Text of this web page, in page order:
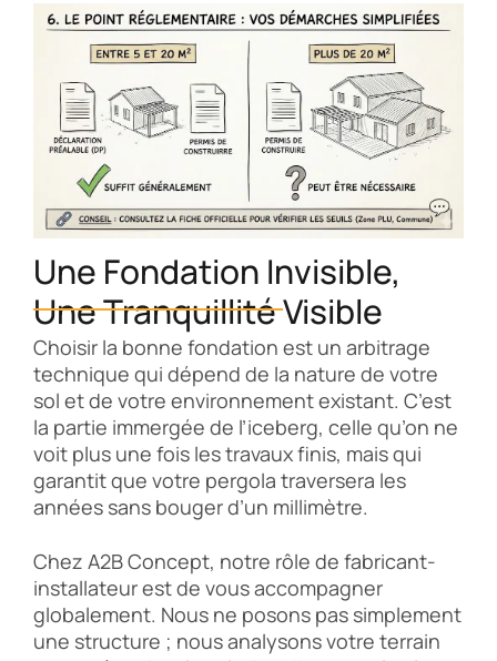
Une Fondation Invisible,
Une Tranquillité Visible
Choisir la bonne fondation est un arbitrage
technique qui dépend de la nature de votre
sol et de votre environnement existant. C’est
la partie immergée de l’iceberg, celle qu’on ne
voit plus une fois les travaux finis, mais qui
garantit que votre pergola traversera les
années sans bouger d’un millimètre.
Chez A2B Concept, notre rôle de fabricant-
installateur est de vous accompagner
globalement. Nous ne posons pas simplement
une structure ; nous analysons votre terrain